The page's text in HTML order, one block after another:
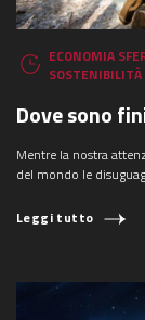
ECONOMIA
SOSTENIBILITÀ
Dove sono
Mentre la nostra
del mondo le
Leggi tutto